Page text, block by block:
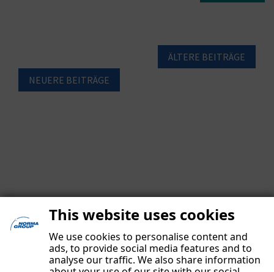
This website uses cookies
We use cookies to personalise content and
ads, to provide social media features and to
analyse our traffic. We also share information
BEITRAGSNAVIGATIONÄLTERE BEITRÄGE
NEUERE BEITRÄGE